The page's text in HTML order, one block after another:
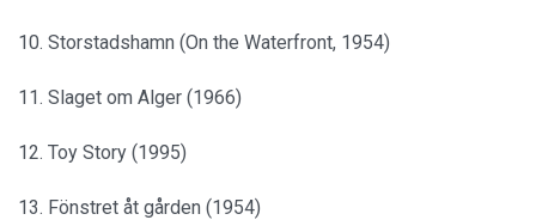
10. Storstadshamn (On the Waterfront, 1954)
11. Slaget om Alger (1966)
12. Toy Story (1995)
13. Fönstret åt gården (1954)